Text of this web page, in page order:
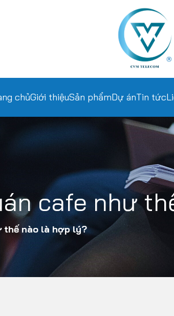
chủGiới thiệuSản phẩmDự ánTin tức
cafe như
thế nào là hợp lý?